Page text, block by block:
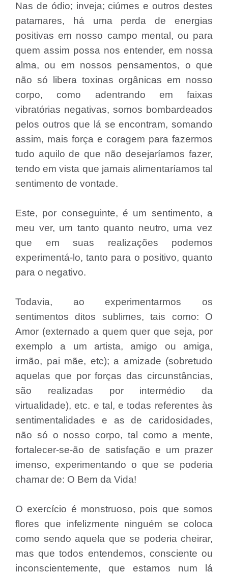
Nas de ódio; inveja; ciúmes e outros destes
patamares, há uma perda de energias
positivas em nosso campo mental, ou para
quem assim possa nos entender, em nossa
alma, ou em nossos pensamentos, o que
não só libera toxinas orgânicas em nosso
corpo, como adentrando em faixas
vibratórias negativas, somos bombardeados
pelos outros que lá se encontram, somando
assim, mais força e coragem para fazermos
tudo aquilo de que não desejaríamos fazer,
tendo em vista que jamais alimentaríamos tal
sentimento de vontade.
Este, por conseguinte, é um sentimento, a
meu ver, um tanto quanto neutro, uma vez
que em suas realizações podemos
experimentá-lo, tanto para o positivo, quanto
para o negativo.
Todavia, ao experimentarmos os
sentimentos ditos sublimes, tais como: O
Amor (externado a quem quer que seja, por
exemplo a um artista, amigo ou amiga,
irmão, pai mãe, etc); a amizade (sobretudo
aquelas que por forças das circunstâncias,
são realizadas por intermédio da
virtualidade), etc. e tal, e todas referentes às
sentimentalidades e as de caridosidades,
não só o nosso corpo, tal como a mente,
fortalecer-se-ão de satisfação e um prazer
imenso, experimentando o que se poderia
chamar de: O Bem da Vida!
O exercício é monstruoso, pois que somos
flores que infelizmente ninguém se coloca
como sendo aquela que se poderia cheirar,
mas que todos entendemos, consciente ou
inconscientemente, que estamos num lá